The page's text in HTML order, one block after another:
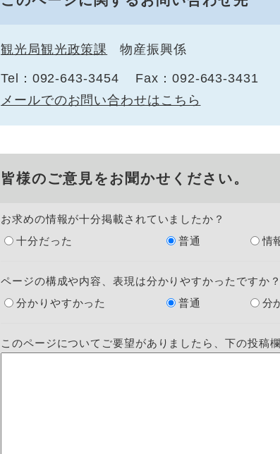
観光局観光政策課 物産振興係
Tel：092-643-3454
Fax：092-643-3431
メールでのお問い合わせはこちら
皆様のご意見をお聞かせください。
お求めの情報が十分掲載されていましたか？
十分だった
普通 情
ページの構成や内容、表現は分かりやすかったですか？
分かりやすかった
普通 分
このページについてご要望がありましたら、下の投稿